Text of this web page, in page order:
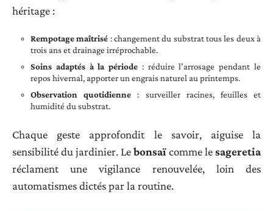
héritage :
Rempotage maîtrisé : changement du substrat tous les deux à
trois ans et drainage irréprochable.
Soins adaptés à la période : réduire l’arrosage pendant le
repos hivernal, apporter un engrais naturel au printemps.
Observation quotidienne : surveiller racines, feuilles et
humidité du substrat.
Chaque geste approfondit le savoir, aiguise la
sensibilité du jardinier. Lebonsaïcomme lesageretia
réclament une vigilance renouvelée, loin des
automatismes dictés par la routine.